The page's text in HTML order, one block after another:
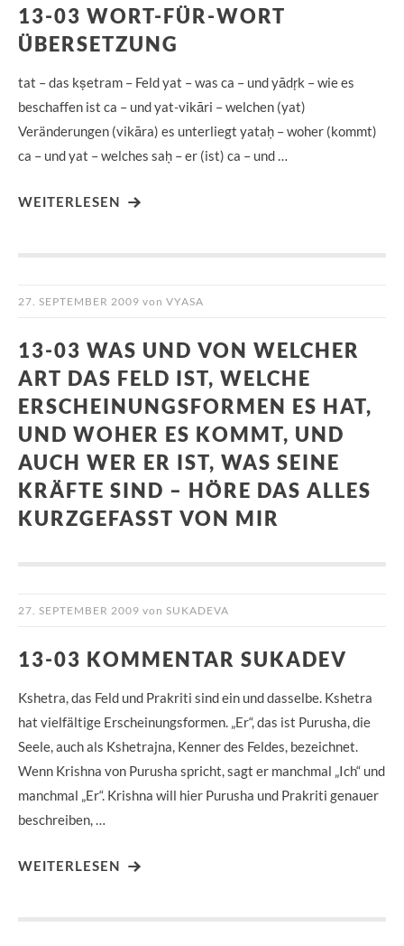
13-03 WORT-FÜR-WORT
ÜBERSETZUNG
tat – das kṣetram – Feld yat – was ca – und yādṛk – wie es
beschaffen ist ca – und yat-vikāri – welchen (yat)
Veränderungen (vikāra) es unterliegt yataḥ – woher (kommt)
ca – und yat – welches saḥ – er (ist) ca – und …
WEITERLESEN
27. SEPTEMBER 2009 von VYASA
13-03 WAS UND VON WELCHER
ART DAS FELD IST, WELCHE
ERSCHEINUNGSFORMEN ES HAT,
UND WOHER ES KOMMT, UND
AUCH WER ER IST, WAS SEINE
KRÄFTE SIND – HÖRE DAS ALLES
KURZGEFASST VON MIR
27. SEPTEMBER 2009 von SUKADEVA
13-03 KOMMENTAR SUKADEV
Kshetra, das Feld und Prakriti sind ein und dasselbe. Kshetra
hat vielfältige Erscheinungsformen. „Er“, das ist Purusha, die
Seele, auch als Kshetrajna, Kenner des Feldes, bezeichnet.
Wenn Krishna von Purusha spricht, sagt er manchmal „Ich“ und
manchmal „Er“. Krishna will hier Purusha und Prakriti genauer
beschreiben, …
WEITERLESEN